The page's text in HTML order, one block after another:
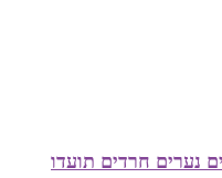
נערים חרדים תועדו